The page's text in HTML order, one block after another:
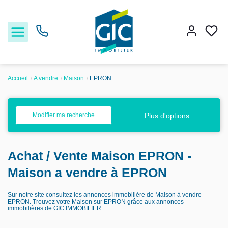
Acheter
Louer
Estimer
Accueil A vendre Maison EPRON
Modifier ma recherche Plus d'options
Achat / Vente Maison EPRON -
Maison a vendre à EPRON
Sur notre site consultez les annonces immobilière de Maison à vendre
EPRON. Trouvez votre Maison sur EPRON grâce aux annonces
immobilières de GIC IMMOBILIER.